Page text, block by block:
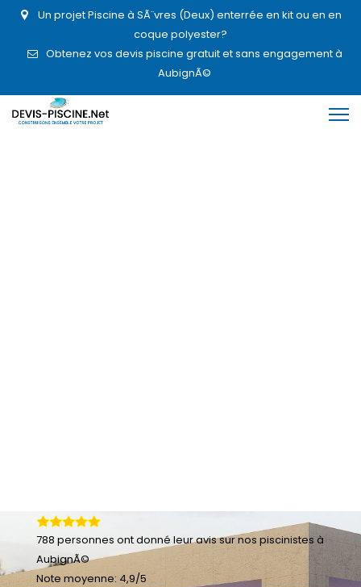
Un projet Piscine à SÃ¨vres (Deux) enterrée en kit ou en en
coque polyester?
Obtenez vos devis piscine gratuit et sans engagement à
AubignÃ©
788 personnes ont donné leuravis sur nos piscinistes à
AubignÃ©
Note moyenne: 4,9/5